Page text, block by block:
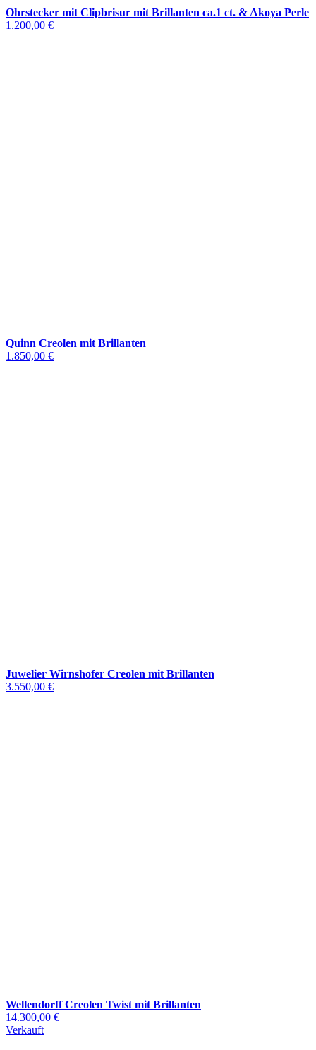
Ohrstecker mit Clipbrisur mit Brillanten ca.1 ct. & Akoya Perle
1.200,00 €
Quinn Creolen mit Brillanten
1.850,00 €
Juwelier Wirnshofer Creolen mit Brillanten
3.550,00 €
Wellendorff Creolen Twist mit Brillanten
14.300,00 €
Verkauft